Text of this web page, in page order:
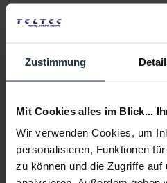
Zustimmung
Mit Cookies alles im Blick...
Wir verwenden Cookies, um
personalisieren, Funktionen
zu können und die Zugriffe auf
Accessories
Consultation
Manufacturer & Product